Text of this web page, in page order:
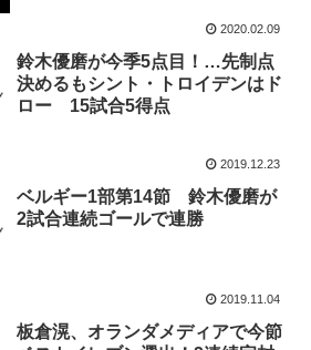
2020.02.09
鈴木優磨が今季5点目！…先制点
決めるもシント・トロイデンはド
ロー 15試合5得点
2019.12.23
ベルギー1部第14節 鈴木優磨が
2試合連続ゴールで連勝
2019.11.04
板倉滉、オランダメディアで今節